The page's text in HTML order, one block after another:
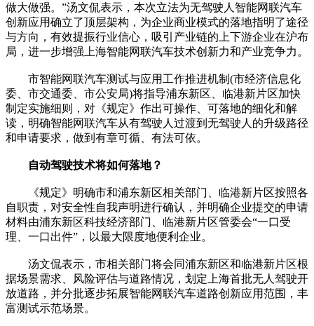
做大做强。”汤文侃表示，本次立法为无驾驶人智能网联汽车
创新应用确立了顶层架构，为企业商业模式的落地指明了途径
与方向，有效提振行业信心，吸引产业链的上下游企业在沪布
局，进一步增强上海智能网联汽车技术创新力和产业竞争力。
市智能网联汽车测试与应用工作推进机制(市经济信息化
委、市交通委、市公安局)将指导浦东新区、临港新片区加快
制定实施细则，对《规定》作出可操作、可落地的细化和解
读，明确智能网联汽车从有驾驶人过渡到无驾驶人的升级路径
和申请要求，做到有章可循、有法可依。
自动驾驶技术将如何落地？
《规定》明确市和浦东新区相关部门、临港新片区按照各
自职责，对安全性自我声明进行确认，并明确企业提交的申请
材料由浦东新区科技经济部门、临港新片区管委会“一口受
理、一口出件”，以最大限度地便利企业。
汤文侃表示，市相关部门将会同浦东新区和临港新片区根
据场景需求、风险评估与道路情况，划定上海首批无人驾驶开
放道路，并分批逐步拓展智能网联汽车道路创新应用范围，丰
富测试示范场景。